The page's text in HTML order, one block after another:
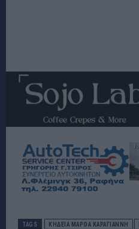
TAGS ΚΗΔΕΙΑ ΜΑΡΘΑ ΚΑΡΑΓΙΑΝΝΗ